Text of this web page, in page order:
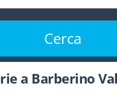
Cerca
a Barberino